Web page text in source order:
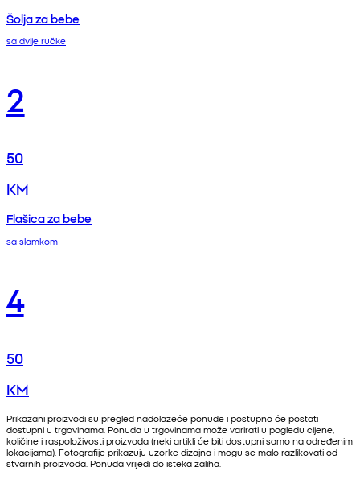
Šolja za bebe
sa dvije ručke
2
50
KM
Flašica za bebe
sa slamkom
4
50
KM
Prikazani proizvodi su pregled nadolazeće ponude i postupno će postati
dostupni u trgovinama. Ponuda u trgovinama može varirati u pogledu cijene,
količine i raspoloživosti proizvoda (neki artikli će biti dostupni samo na određenim
lokacijama). Fotografije prikazuju uzorke dizajna i mogu se malo razlikovati od
stvarnih proizvoda. Ponuda vrijedi do isteka zaliha.